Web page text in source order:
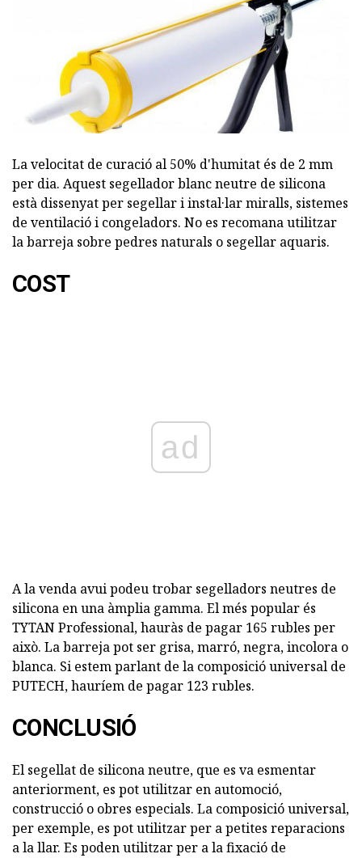
La velocitat de curació al 50% d'humitat és de 2 mm
per dia. Aquest segellador blanc neutre de silicona
està dissenyat per segellar i instal·lar miralls, sistemes
de ventilació i congeladors. No es recomana utilitzar
la barreja sobre pedres naturals o segellar aquaris.
COST
ad
A la venda avui podeu trobar segelladors neutres de
silicona en una àmplia gamma. El més popular és
TYTAN Professional, hauràs de pagar 165 rubles per
això. La barreja pot ser grisa, marró, negra, incolora o
blanca. Si estem parlant de la composició universal de
PUTECH, hauríem de pagar 123 rubles.
CONCLUSIÓ
El segellat de silicona neutre, que es va esmentar
anteriorment, es pot utilitzar en automoció,
construcció o obres especials. La composició universal,
per exemple, es pot utilitzar per a petites reparacions
a la llar. Es poden utilitzar per a la fixació de